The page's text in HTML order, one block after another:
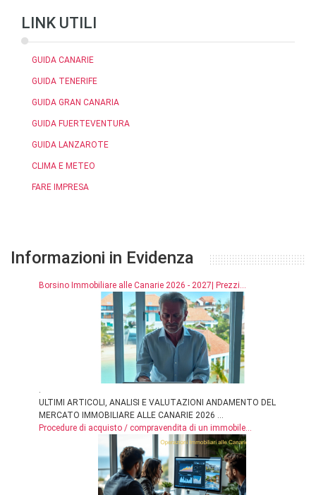
LINK UTILI
GUIDA CANARIE
GUIDA TENERIFE
GUIDA GRAN CANARIA
GUIDA FUERTEVENTURA
GUIDA LANZAROTE
CLIMA E METEO
FARE IMPRESA
Informazioni in Evidenza
Borsino Immobiliare alle Canarie 2026 - 2027| Prezzi...
.
ULTIMI ARTICOLI, ANALISI E VALUTAZIONI ANDAMENTO DEL
MERCATO IMMOBILIARE ALLE CANARIE 2026 ...
Procedure di acquisto / compravendita di un immobile...